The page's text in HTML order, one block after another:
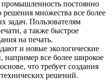
постоянно
решения множества все более
Пользователям
а также быстрое
на печать.
и новые экологические
например все более широкое
что требует создания
решений.